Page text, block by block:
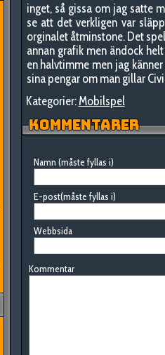
inget, så gissa om jag satte
se att det verkligen var
orginalet åtminstone. Det
annan grafik men ändock
en halvtimme men jag
sina pengar om man gillar
Kategorier:Mobilspel
KOMMENTARER
Namn (måste fyllas i)
E-post(måste fyllas i)
Webbsida
Kommentar